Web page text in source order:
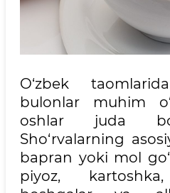
O‘zbek
bulonlar muhim
oshlar juda
Sho‘rvalarning
bapran yoki mol
piyoz,